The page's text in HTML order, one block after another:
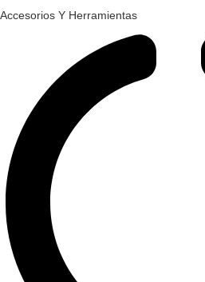
Accesorios Y Herramientas